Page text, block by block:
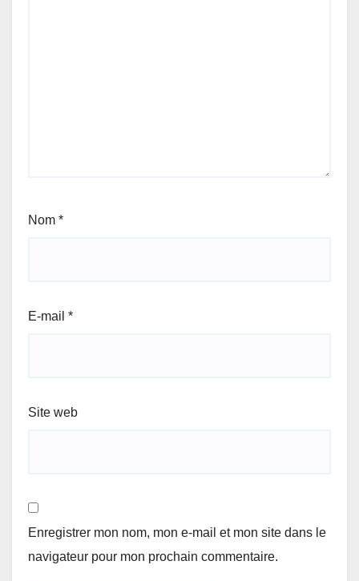
Nom *
E-mail *
Site web
Enregistrer mon nom, mon e-mail et mon site dans le
navigateur pour mon prochain commentaire.